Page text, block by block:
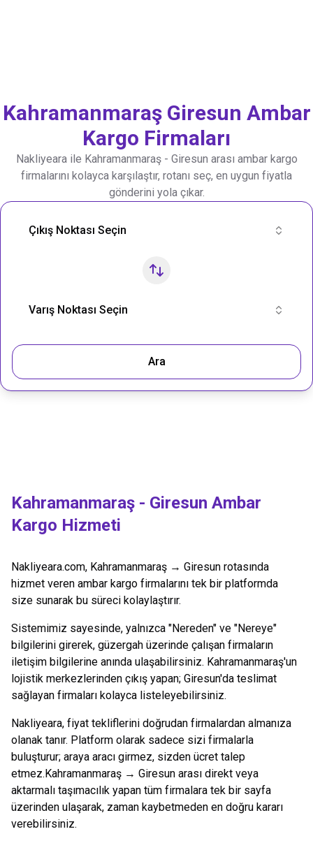
Kahramanmaraş Giresun Ambar
Kargo Firmaları
Nakliyeara ile Kahramanmaraş- Giresun arası ambar kargo
firmalarını kolayca karşılaştır, rotanı seç, en uygun fiyatla
gönderini yola çıkar.
Nakliye Rotası Ara
Çıkış Noktası Seçin
Varış Noktası Seçin
Ara
Kahramanmaraş - Giresun Ambar
Kargo Hizmeti
Nakliyeara.com, Kahramanmaraş → Giresun rotasında
hizmet veren ambar kargo firmalarını tek bir platformda
size sunarak bu süreci kolaylaştırır.
Sistemimiz sayesinde, yalnızca "Nereden" ve "Nereye"
bilgilerini girerek, güzergah üzerinde çalışan firmaların
iletişim bilgilerine anında ulaşabilirsiniz. Kahramanmaraş'un
lojistik merkezlerinden çıkış yapan; Giresun'da teslimat
sağlayan firmaları kolayca listeleyebilirsiniz.
Nakliyeara, fiyat tekliflerini doğrudan firmalardan almanıza
olanak tanır. Platform olarak sadece sizi firmalarla
buluşturur; araya aracı girmez, sizden ücret talep
etmez.Kahramanmaraş → Giresun arası direkt veya
aktarmalı taşımacılık yapan tüm firmalara tek bir sayfa
üzerinden ulaşarak, zaman kaybetmeden en doğru kararı
verebilirsiniz.